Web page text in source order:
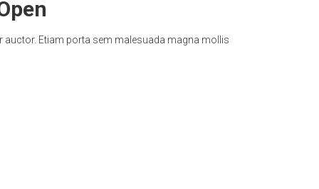
Etiam porta sem malesuada magna mollis